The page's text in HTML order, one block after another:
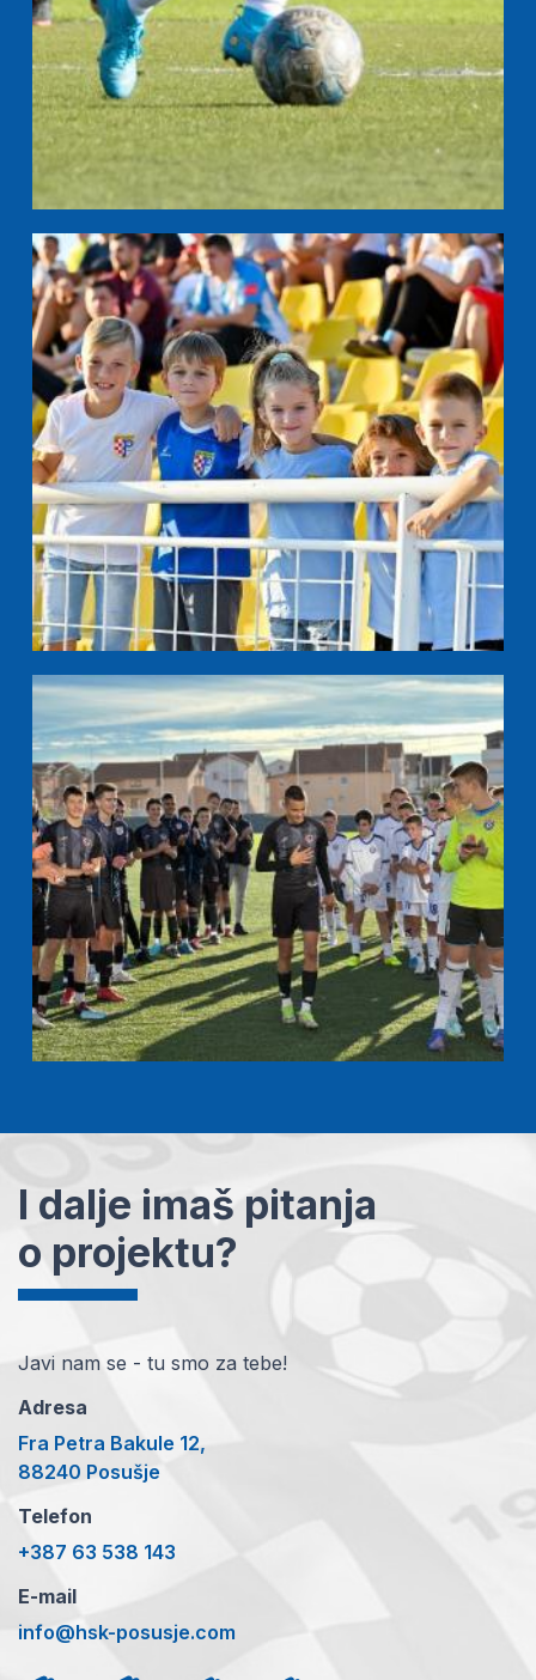
I dalje imaš pitanja
o projektu?
Javi nam se - tu smo za tebe!
Adresa
Fra Petra Bakule 12,
88240 Posušje
Telefon
+387 63 538 143
E-mail
info@hsk-posusje.com